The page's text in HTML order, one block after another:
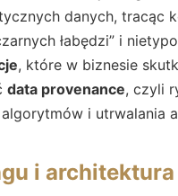
danych,
łabędzi” i
, które w biznesie
data provenance, czyli
i utrwalania
i